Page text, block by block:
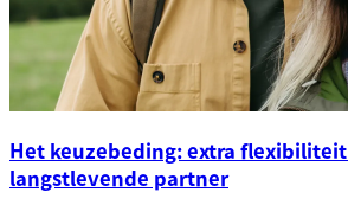
Het keuzebeding: extra
langstlevende partner